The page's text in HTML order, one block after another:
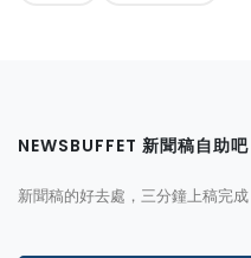
NEWSBUFFET 新聞稿自助吧
新聞稿的好去處，三分鐘上稿完